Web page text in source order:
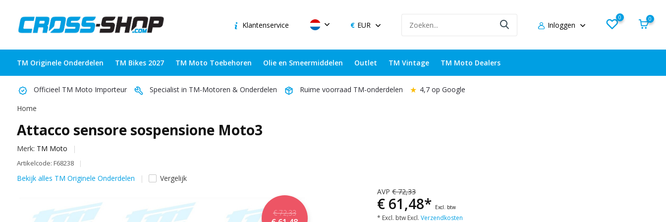
Klantenservice EUR Inloggen
0 0
TM Originele Onderdelen TM Bikes 2027 TM Moto Toebehoren Olie en Smeermiddelen Outlet TM Vintage TM Moto Dealers
Officieel TM Moto Importeur Specialist in TM-Motoren & Onderdelen Ruime voorraad TM-onderdelen ★ 4,7 op Google
Home
Attacco sensore sospensione Moto3
Merk: TM Moto
Artikelcode: F68238
Bekijk alles TM Originele Onderdelen Vergelijk
€ 72,33
AVP€ 72,33
€ 61,48* Excl. btw
* Excl. btw Excl.Verzendkosten